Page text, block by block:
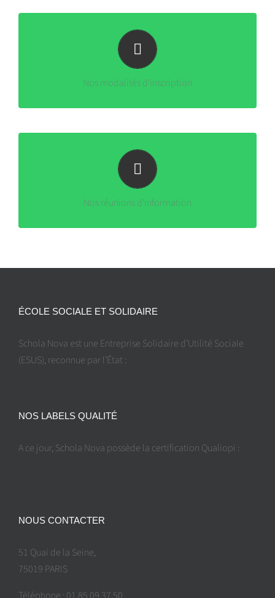
Nos modalités d'inscription
Découvrir nos modalités d’inscription
Nos réunions d'information
S’inscrire à une réunion d’information
ÉCOLE SOCIALE ET SOLIDAIRE
Schola Nova est une Entreprise Solidaire d’Utilité Sociale
(ESUS), reconnue par l’État :
NOS LABELS QUALITÉ
A ce jour, Schola Nova possède la certification Qualiopi :
NOUS CONTACTER
51 Quai de la Seine,
75019 PARIS